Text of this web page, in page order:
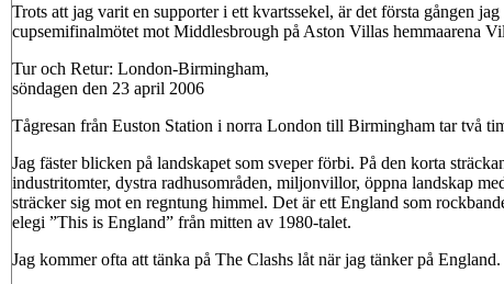
Trots att jag varit en supporter i ett kvartssekel, är det första gången
cupsemifinalmötet mot Middlesbrough på Aston Villas hemmaarena
Tur och Retur: London-Birmingham,
söndagen den 23 april 2006
Tågresan från Euston Station i norra London till Birmingham tar två
Jag fäster blicken på landskapet som sveper förbi. På den korta
industritomter, dystra radhusområden, miljonvillor, öppna landskap
sträcker sig mot en regntung himmel. Det är ett England som
elegi ”This is England” från mitten av 1980-talet.
Jag kommer ofta att tänka på The Clashs låt när jag tänker på England.